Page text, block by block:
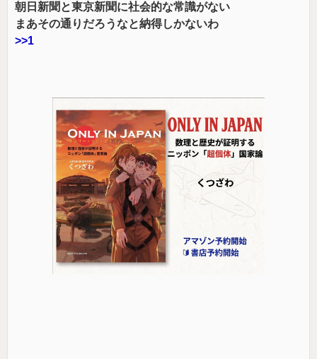
朝日新聞と東京新聞に社会的な常識がない
まあその通りだろうなと納得しかないわ
>>1